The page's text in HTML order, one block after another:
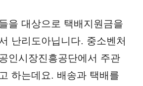
을 대상으로 택배지원금을
난리도아닙니다. 중소벤처
인시장진흥공단에서 주관
하는데요. 배송과 택배를